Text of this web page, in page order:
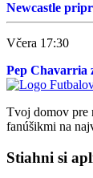
Newcastle
Včera 17:30
Pep Chavarria
Tvoj domov pre
fanúšikmi na
Stiahni si